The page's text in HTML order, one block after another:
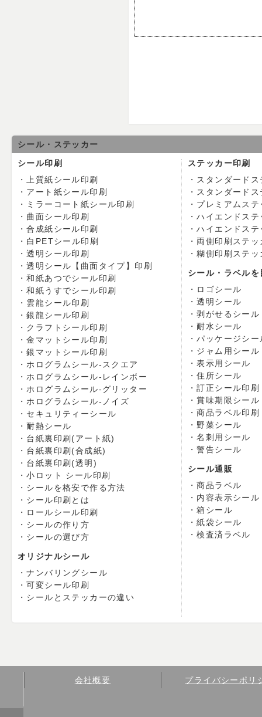
シール・ステッカー
シール印刷
上質紙シール印刷
アート紙シール印刷
ミラーコート紙シール印刷
曲面シール印刷
合成紙シール印刷
白PETシール印刷
透明シール印刷
透明シール【曲面タイプ】印刷
和紙あつでシール印刷
和紙うすでシール印刷
雲龍シール印刷
銀龍シール印刷
クラフトシール印刷
金マットシール印刷
銀マットシール印刷
ホログラムシール-スクエア
ホログラムシール-レインボー
ホログラムシール-グリッター
ホログラムシール-ノイズ
セキュリティーシール
耐熱シール
台紙裏印刷(アート紙)
台紙裏印刷(合成紙)
台紙裏印刷(透明)
小ロット シール印刷
シールを格安で作る方法
シール印刷とは
ロールシール印刷
シールの作り方
シールの選び方
オリジナルシール
ナンバリングシール
可変シール印刷
シールとステッカーの違い
ステッカー印刷
スタンダード
スタンダード
プレミアムステ
ハイエンドステ
ハイエンドス
両側印刷ステッ
糊側印刷ステッ
シール・ラベル
ロゴシール
透明シール
剥がせるシール
耐水シール
パッケージシー
ジャム用シール
表示用シール
住所シール
訂正シール印刷
賞味期限シール
商品ラベル印刷
野菜シール
名刺用シール
警告シール
シール通販
商品ラベル
内容表示シール
箱シール
紙袋シール
検査済ラベル
会社概要 プライバシーポリ